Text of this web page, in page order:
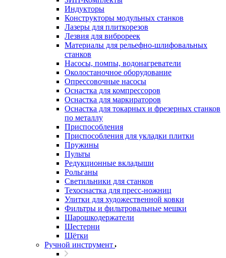
Индукторы
Конструкторы модульных станков
Лазеры для плиткорезов
Лезвия для виброреек
Материалы для рельефно-шлифовальных
станков
Насосы, помпы, водонагреватели
Околостаночное оборудование
Опрессовочные насосы
Оснастка для компрессоров
Оснастка для маркираторов
Оснастка для токарных и фрезерных станков
по металлу
Приспособления
Приспособления для укладки плитки
Пружины
Пульты
Редукционные вкладыши
Рольганы
Светильники для станков
Техоснастка для пресс-ножниц
Улитки для художественной ковки
Фильтры и фильтровальные мешки
Шарошкодержатели
Шестерни
Щётки
Ручной инструмент